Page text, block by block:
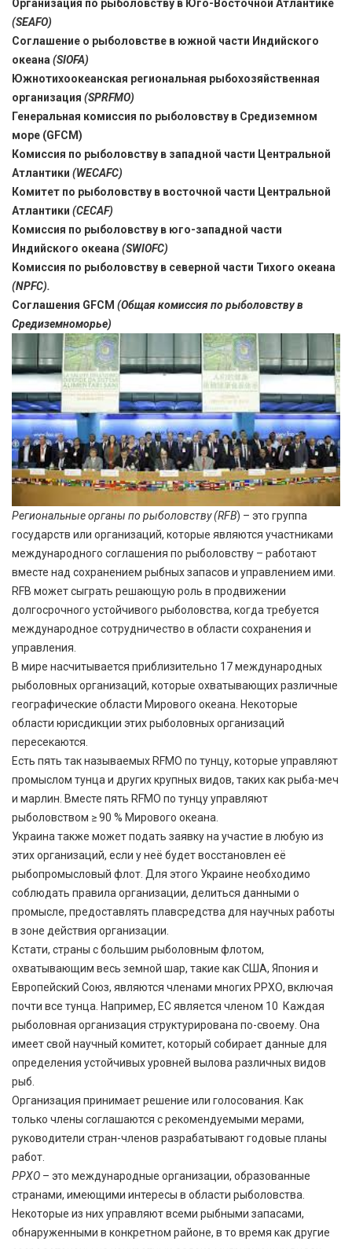
Организация по рыболовству в Юго-Восточной Атлантике
(SEAFO)
Соглашение о рыболовстве в южной части Индийского
океана (SIOFA)
Южнотихоокеанская региональная рыбохозяйственная
организация (SPRFMO)
Генеральная комиссия по рыболовству в Средиземном
море (GFCM)
Комиссия по рыболовству в западной части Центральной
Атлантики (WECAFC)
Комитет по рыболовству в восточной части Центральной
Атлантики (CECAF)
Комиссия по рыболовству в юго-западной части
Индийского океана (SWIOFC)
Комиссия по рыболовству в северной части Тихого океана
(NPFC).
Соглашения GFCM (Общая комиссия по рыболовству в
Средиземноморье)
Региональные органы по рыболовству(RFB) – это группа
государств или организаций, которые являются участниками
международного соглашения по рыболовству – работают
вместе над сохранением рыбных запасов и управлением ими.
RFB может сыграть решающую роль в продвижении
долгосрочного устойчивого рыболовства, когда требуется
международное сотрудничество в области сохранения и
управления.
В мире насчитывается приблизительно 17 международных
рыболовных организаций, которые охватывающих различные
географические области Мирового океана. Некоторые
области юрисдикции этих рыболовных организаций
пересекаются.
Есть пять так называемых RFMO по тунцу, которые управляют
промыслом тунца и других крупных видов, таких как рыба-меч
и марлин. Вместе пять RFMO по тунцу управляют
рыболовством ≥ 90 % Мирового океана.
Украина также может подать заявку на участие в любую из
этих организаций, если у неё будет восстановлен её
рыбопромысловый флот. Для этого Украине необходимо
соблюдать правила организации, делиться данными о
промысле, предоставлять плавсредства для научных работы
в зоне действия организации.
Кстати, страны с большим рыболовным флотом,
охватывающим весь земной шар, такие как США, Япония и
Европейский Союз, являются членами многих РРХО, включая
почти все тунца. Например, ЕС является членом 10 Каждая
рыболовная организация структурирована по-своему. Она
имеет свой научный комитет, который собирает данные для
определения устойчивых уровней вылова различных видов
рыб.
Организация принимает решение или голосования. Как
только члены соглашаются с рекомендуемыми мерами,
руководители стран-членов разрабатывают годовые планы
работ.
РРХО – это международные организации, образованные
странами, имеющими интересы в области рыболовства.
Некоторые из них управляют всеми рыбными запасами,
обнаруженными в конкретном районе, в то время как другие